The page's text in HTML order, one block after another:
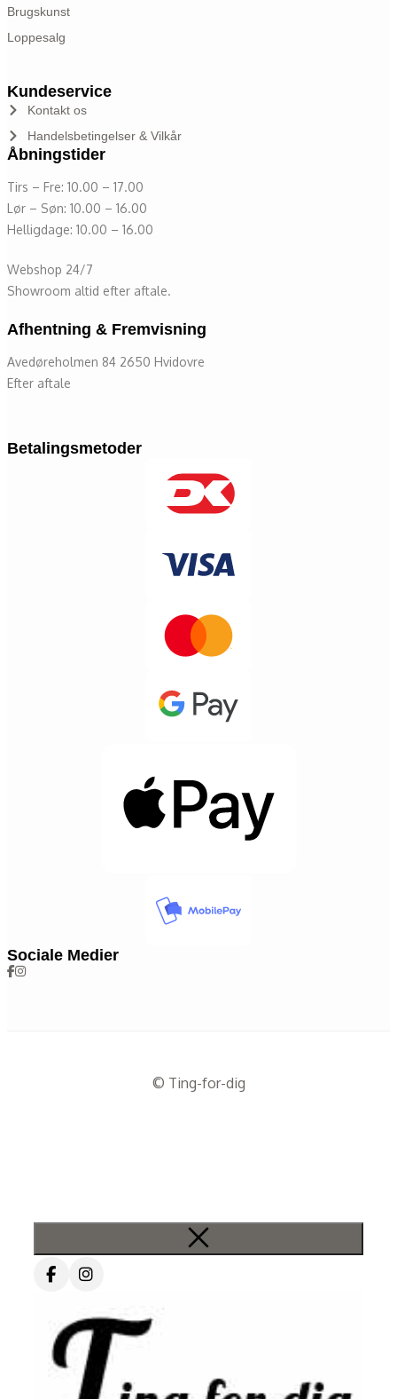
Brugskunst
Loppesalg
Kundeservice
Kontakt os
Handelsbetingelser & Vilkår
Åbningstider
Tirs – Fre: 10.00 – 17.00
Lør – Søn: 10.00 – 16.00
Helligdage: 10.00 – 16.00
Webshop 24/7
Showroom altid efter aftale.
Afhentning & Fremvisning
Avedøreholmen 84 2650 Hvidovre
Efter aftale
Betalingsmetoder
Sociale Medier
© Ting-for-dig